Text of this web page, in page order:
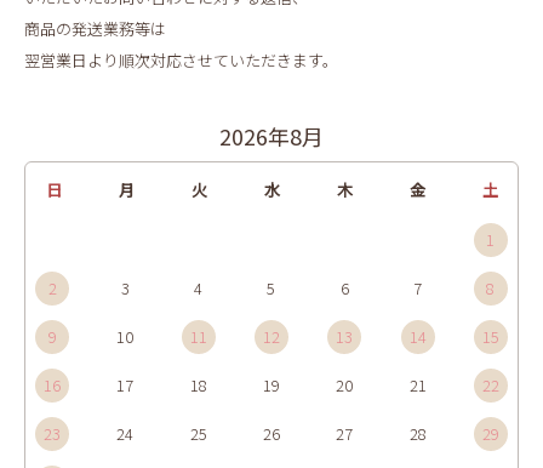
商品の発送業務等は
翌営業日より順次対応させていただきます。
2026年8月
日 月 火 水 木 金 土
1
2 3 4 5 6 7 8
9 10 11 12 13 14 15
16 17 18 19 20 21 22
23 24 25 26 27 28 29